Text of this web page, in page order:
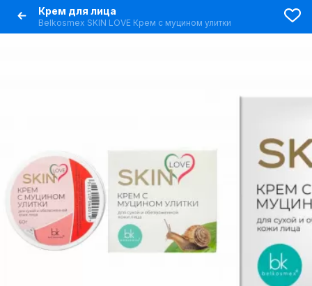
Крем для лица
Belkosmex SKIN LOVE Крем с муцином улитки